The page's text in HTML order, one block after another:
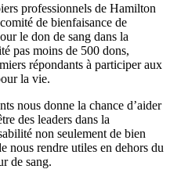
professionnels de Hamilton
de bienfaisance de
le don de sang dans la
pas moins de 500 dons,
répondants à participer aux
la vie.
nous donne la chance d’aider
des leaders dans la
non seulement de bien
nous rendre utiles en dehors du
de sang.